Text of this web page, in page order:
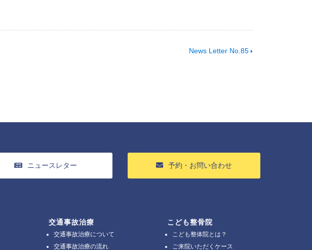
News Letter No.85
ニュースレター 予約・お問い合わせ
交通事故治療
交通事故治療について
交通事故治療の流れ
こども整骨院
こども整体院とは？
ご来院いただくケース